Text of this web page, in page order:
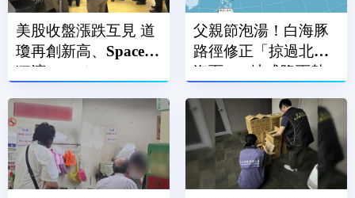
美股收盤漲跌互見 道
瓊再創新高、SpaceX
狂瀉13.61％
父親節泡湯！白海豚
路徑修正「掠過北部
海面」 2地成降雨熱